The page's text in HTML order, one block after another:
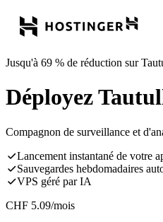
Jusqu'à 69 % de réduction sur
Déployez
Compagnon de surveillance et
Lancement instantané de votre
Sauvegardes hebdomadaires
VPS géré par IA
CHF 5.09/mois